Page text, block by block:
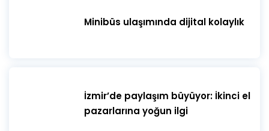
Minibüs ulaşımında dijital kolaylık
İzmir’de paylaşım büyüyor: İkinci el
pazarlarına yoğun ilgi